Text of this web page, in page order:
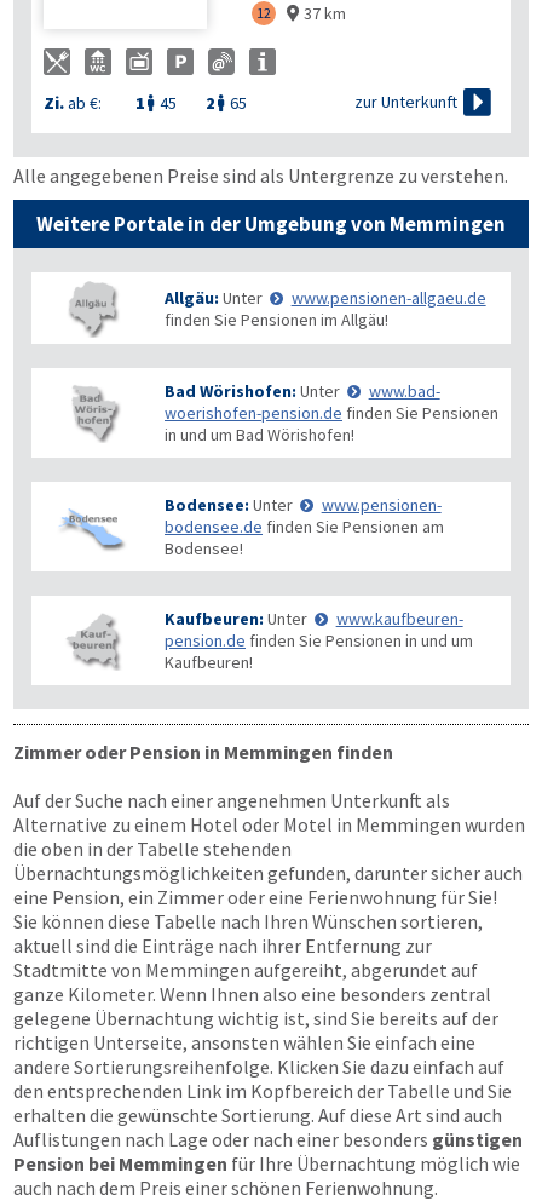
12  37 km
Zi.ab €: 1  45 2  65 zur Unterkunft 
Alle angegebenen Preise sind als Untergrenze zu verstehen.
Weitere Portale in der Umgebung von Memmingen
Allgäu: Unter
www.pensionen-allgaeu.de
finden Sie Pensionen im Allgäu!
Bad Wörishofen: Unter
www.bad-
woerishofen-pension.de finden Sie Pensionen
in und um Bad Wörishofen!
Bodensee: Unter
www.pensionen-
bodensee.de finden Sie Pensionen am
Bodensee!
Kaufbeuren: Unter
www.kaufbeuren-
pension.de finden Sie Pensionen in und um
Kaufbeuren!
Zimmer oder Pension in Memmingen finden
Auf der Suche nach einer angenehmen Unterkunft als
Alternative zu einem Hotel oder Motel in Memmingen wurden
die oben in der Tabelle stehenden
Übernachtungsmöglichkeiten gefunden, darunter sicher auch
eine Pension, ein Zimmer oder eine Ferienwohnung für Sie!
Sie können diese Tabelle nach Ihren Wünschen sortieren,
aktuell sind die Einträge nach ihrer Entfernung zur
Stadtmitte von Memmingen aufgereiht, abgerundet auf
ganze Kilometer. Wenn Ihnen also eine besonders zentral
gelegene Übernachtung wichtig ist, sind Sie bereits auf der
richtigen Unterseite, ansonsten wählen Sie einfach eine
andere Sortierungsreihenfolge. Klicken Sie dazu einfach auf
den entsprechenden Link im Kopfbereich der Tabelle und Sie
erhalten die gewünschte Sortierung. Auf diese Art sind auch
Auflistungen nach Lage oder nach einer besonders günstigen
Pension bei Memmingen für Ihre Übernachtung möglich wie
auch nach dem Preis einer schönen Ferienwohnung.